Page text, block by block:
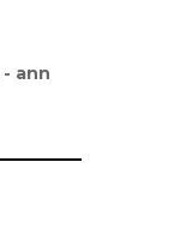
- ann